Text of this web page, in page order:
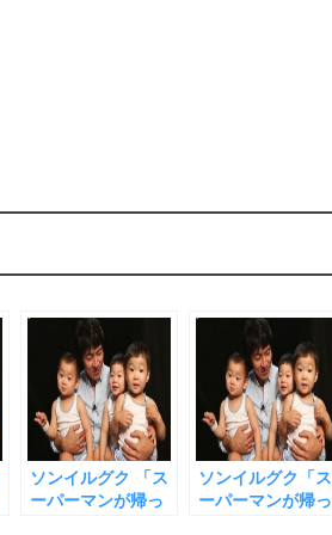
ソンイルグク 「ス
ーパーマンが帰っ
ソンイルグク「ス
ーパーマンが帰っ